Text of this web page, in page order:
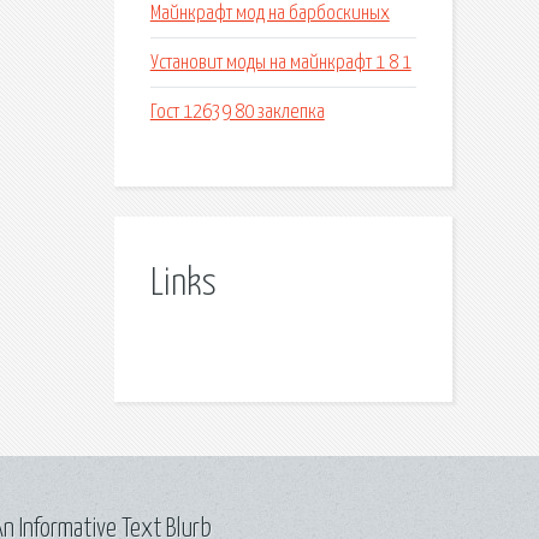
Майнкрафт мод на барбоскиных
Установит моды на майнкрафт 1 8 1
Гост 12639 80 заклепка
Links
Informative Text Blurb